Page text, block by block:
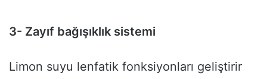
3- Zayıf bağışıklık sistemi
Limon suyu lenfatik fonksiyonları geliştirir